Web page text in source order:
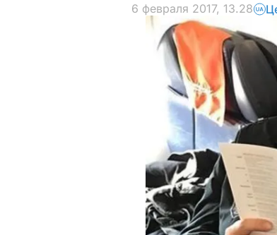
6 февраля 2017, 13.28